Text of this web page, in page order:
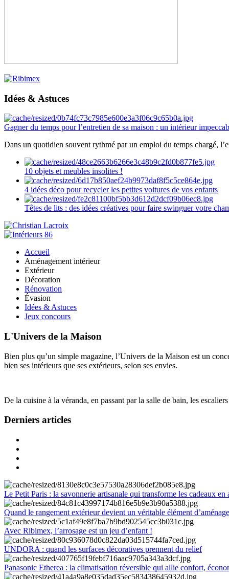
Idées & Astuces
Gagner du temps pour l’entretien de sa maison : un intérieur
Dans un quotidien souvent rythmé par un emploi du temps chargé,
10 objets et meubles insolites !
4 idées déco pour recycler les petites voitures de vos enfants
Têtes de lits : des idées créatives pour faire swinguer votre
Accueil
Aménagement intérieur
Extérieur
Décoration
Rénovation
Évasion
Idées & Astuces
Jeux concours
L'Univers de la Maison
Bien plus qu’un simple magazine, l’Univers de la Maison est un
bien ses intérieurs que ses extérieurs, selon ses envies.
De la cuisine à la véranda, en passant par la salle de bain, les
Derniers articles
Le Petit Paris : la savonnerie artisanale qui transforme les cadeaux en
Quand le rangement extérieur devient un véritable élément
Avec Ribimex, l’arrosage est un jeu d’enfant !
UNDORA : quand les surfaces décoratives prennent du relief
Panasonic Etherea : la climatisation réversible qui allie confort,